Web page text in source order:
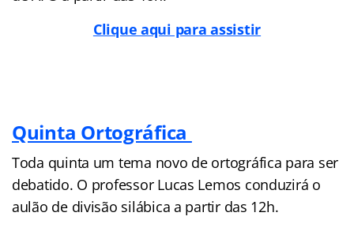
Clique aqui para assistir
Quinta Ortográfica
Toda quinta um tema novo de ortográfica para ser
debatido. O professor Lucas Lemos conduzirá o
aulão de divisão silábica a partir das 12h.